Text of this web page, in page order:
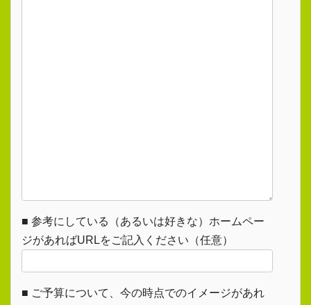
■ 参考にしている（あるいは好きな）ホームペー
ジがあればURLをご記入ください（任意）
■ ご予算について、今の時点でのイメージがあれ